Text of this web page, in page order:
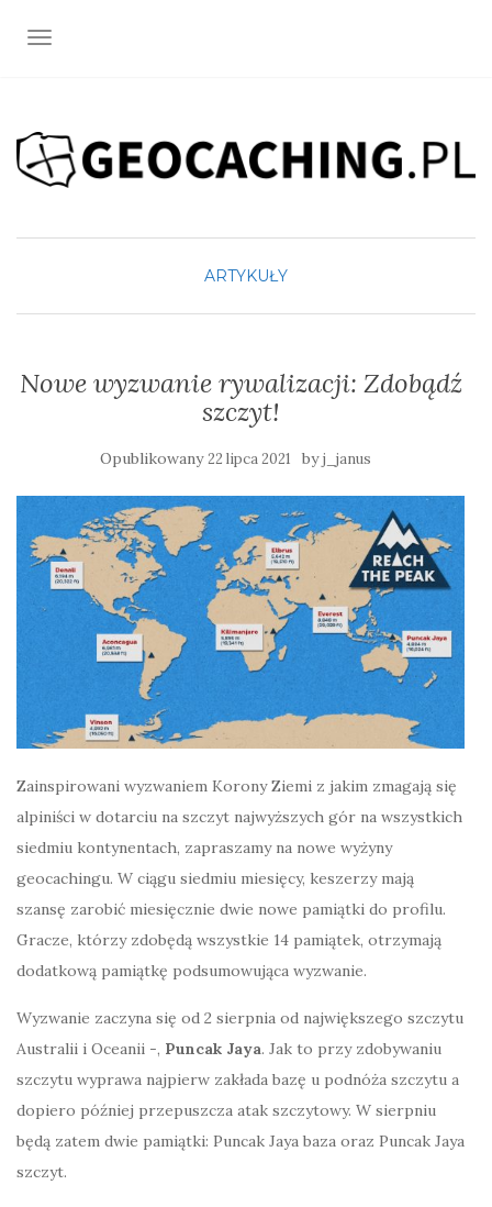
TOGGLE NAVIGATION
ARTYKUŁY
Nowe wyzwanie rywalizacji: Zdobądź
szczyt!
Opublikowany22 lipca 2021 byj_janus
Zainspirowani wyzwaniem Korony Ziemi z jakim zmagają się
alpiniści w dotarciu na szczyt najwyższych gór na wszystkich
siedmiu kontynentach, zapraszamy na nowe wyżyny
geocachingu. W ciągu siedmiu miesięcy, keszerzy mają
szansę zarobić miesięcznie dwie nowe pamiątki do profilu.
Gracze, którzy zdobędą wszystkie 14 pamiątek, otrzymają
dodatkową pamiątkę podsumowująca wyzwanie.
Wyzwanie zaczyna się od 2 sierpnia od największego szczytu
Australii i Oceanii -, Puncak Jaya. Jak to przy zdobywaniu
szczytu wyprawa najpierw zakłada bazę u podnóża szczytu a
dopiero później przepuszcza atak szczytowy. W sierpniu
będą zatem dwie pamiątki: Puncak Jaya baza oraz Puncak Jaya
szczyt.